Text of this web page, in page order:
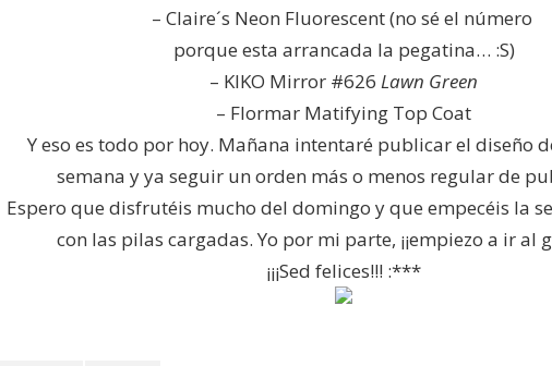
– Claire´s Neon Fluorescent (no sé el número
porque esta arrancada la pegatina… :S)
– KIKO Mirror #626 Lawn Green
– Flormar Matifying Top Coat
Y eso es todo por hoy. Mañana intentaré publicar el diseño
semana y ya seguir un orden más o menos regular de
Espero que disfrutéis mucho del domingo y que empecéis la
con las pilas cargadas. Yo por mi parte, ¡¡empiezo a ir al
¡¡¡Sed felices!!! :***